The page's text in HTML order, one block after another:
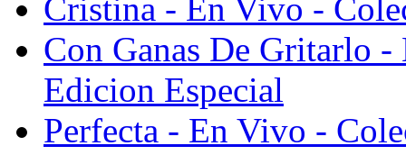
Cristina - En Vivo -
Con Ganas De Gritarlo
Edicion Especial
Perfecta - En Vivo -